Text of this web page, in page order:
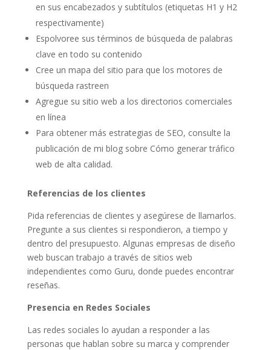
en sus encabezados y subtítulos (etiquetas H1 y H2
respectivamente)
Espolvoree sus términos de búsqueda de palabras
clave en todo su contenido
Cree un mapa del sitio para que los motores de
búsqueda rastreen
Agregue su sitio web a los directorios comerciales
en línea
Para obtener más estrategias de SEO, consulte la
publicación de mi blog sobre Cómo generar tráfico
web de alta calidad.
Referencias de los clientes
Pida referencias de clientes y asegúrese de llamarlos.
Pregunte a sus clientes si respondieron, a tiempo y
dentro del presupuesto. Algunas empresas de diseño
web buscan trabajo a través de sitios web
independientes como Guru, donde puedes encontrar
reseñas.
Presencia en Redes Sociales
Las redes sociales lo ayudan a responder a las
personas que hablan sobre su marca y comprender